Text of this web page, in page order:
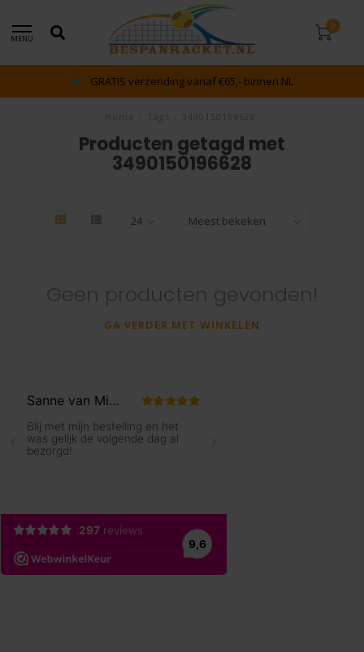
MENU
0
GRATIS verzending vanaf €65,- binnen NL
Producten getagd met
3490150196628
Geen producten gevonden!
GA VERDER MET WINKELEN